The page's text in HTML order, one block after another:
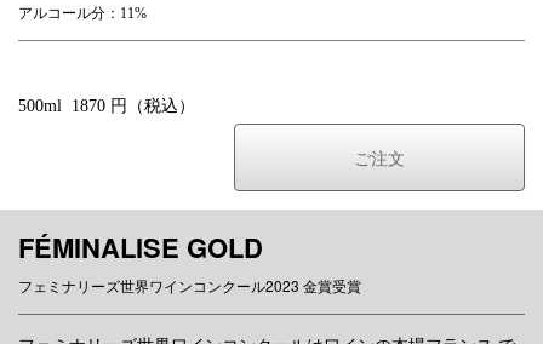
アルコール分：11%
500ml 1870 円（税込）
ご注文
FÉMINALISE GOLD
フェミナリーズ世界ワインコンクール2023 金賞受賞